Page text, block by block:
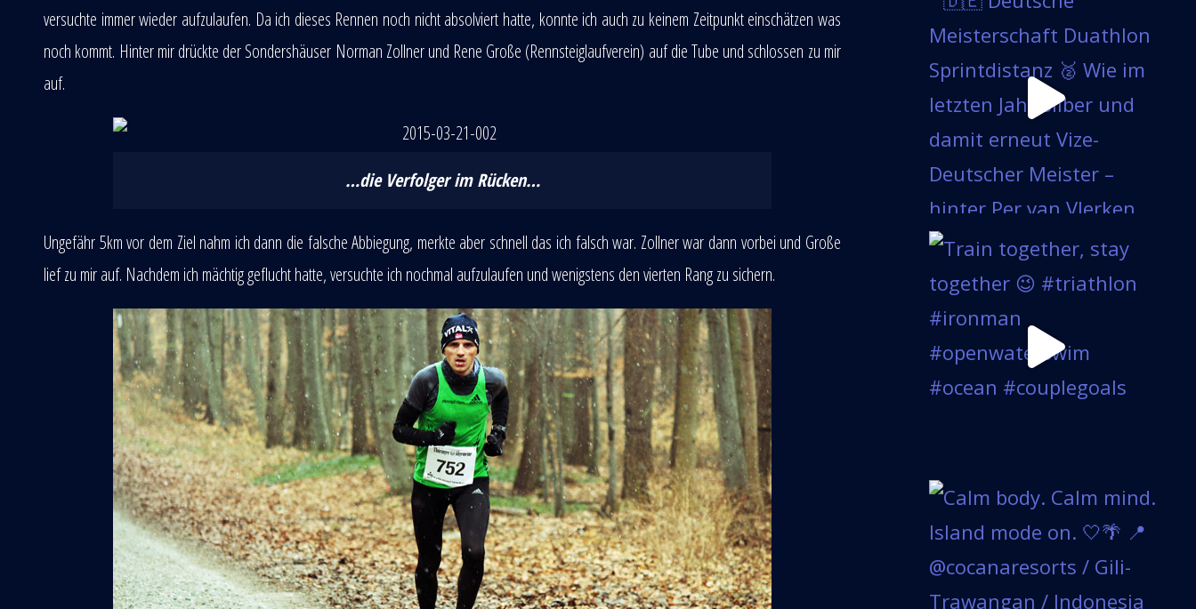
versuchte immer wieder aufzulaufen. Da ich dieses Rennen noch nicht absolviert hatte, konnte ich auch zu keinem Zeitpunkt einschätzen was
noch kommt. Hinter mir drückte der Sondershäuser Norman Zollner und Rene Große (Rennsteiglaufverein) auf die Tube und schlossen zu mir
auf.
…die Verfolger im Rücken…
Ungefähr 5km vor dem Ziel nahm ich dann die falsche Abbiegung, merkte aber schnell das ich falsch war. Zollner war dann vorbei und Große
lief zu mir auf. Nachdem ich mächtig geflucht hatte, versuchte ich nochmal aufzulaufen und wenigstens den vierten Rang zu sichern.